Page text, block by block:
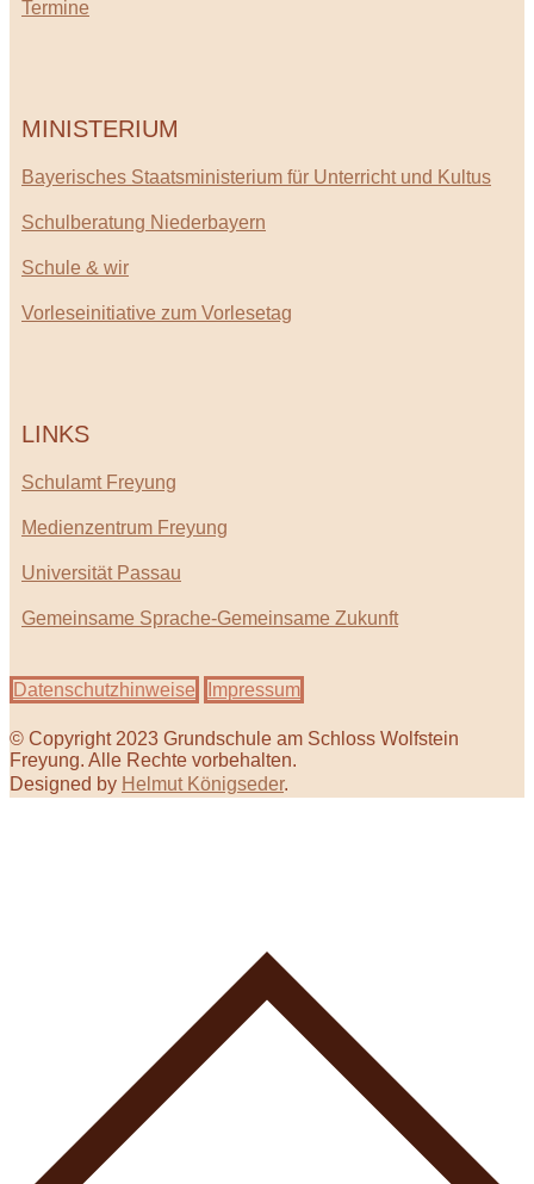
Termine
MINISTERIUM
Bayerisches Staatsministerium für Unterricht und Kultus
Schulberatung Niederbayern
Schule & wir
Vorleseinitiative zum Vorlesetag
LINKS
Schulamt Freyung
Medienzentrum Freyung
Universität Passau
Gemeinsame Sprache-Gemeinsame Zukunft
Datenschutzhinweise Impressum
© Copyright 2023 Grundschule am Schloss Wolfstein
Freyung. Alle Rechte vorbehalten.
Designed by Helmut Königseder.